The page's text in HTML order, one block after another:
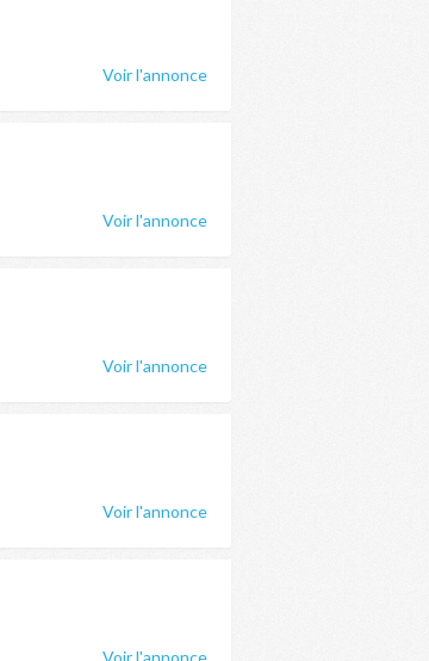
Voir l'annonce
Voir l'annonce
Voir l'annonce
Voir l'annonce
Voir l'annonce